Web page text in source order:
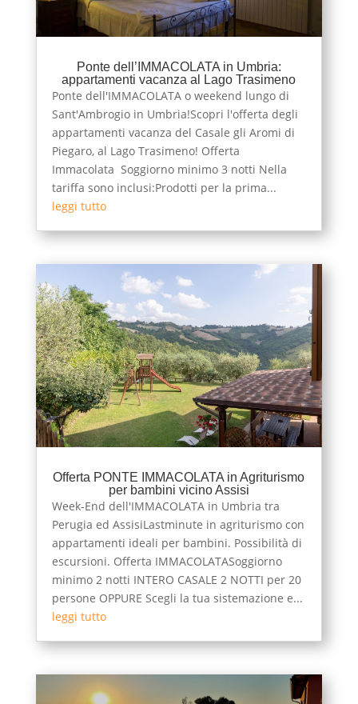
Ponte dell’IMMACOLATA in Umbria:
appartamenti vacanza al Lago Trasimeno
Ponte dell'IMMACOLATA o weekend lungo di
Sant'Ambrogio in Umbria!Scopri l'offerta degli
appartamenti vacanza del Casale gli Aromi di
Piegaro, al Lago Trasimeno! Offerta
Immacolata Soggiorno minimo 3 notti Nella
tariffa sono inclusi:Prodotti per la prima...
leggi tutto
Offerta PONTE IMMACOLATA in Agriturismo
per bambini vicino Assisi
Week-End dell'IMMACOLATA in Umbria tra
Perugia ed AssisiLastminute in agriturismo con
appartamenti ideali per bambini. Possibilità di
escursioni. Offerta IMMACOLATASoggiorno
minimo 2 notti INTERO CASALE 2 NOTTI per 20
persone OPPURE Scegli la tua sistemazione e...
leggi tutto